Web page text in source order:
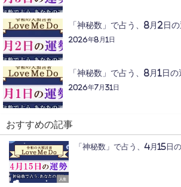
「神秘数」で占う、8月2日
2026年8月1日
「神秘数」で占う、8月1日の
2026年7月31日
おすすめの記事
人生
「神秘数」で占う、4月15日